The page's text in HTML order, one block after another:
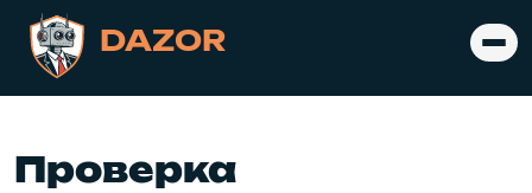
DAZOR
Проверка